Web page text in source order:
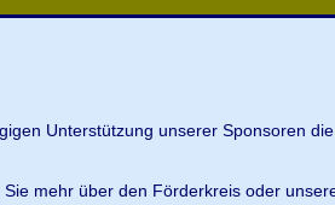
Unterstützung unserer Sponsoren
mehr über den Förderkreis oder